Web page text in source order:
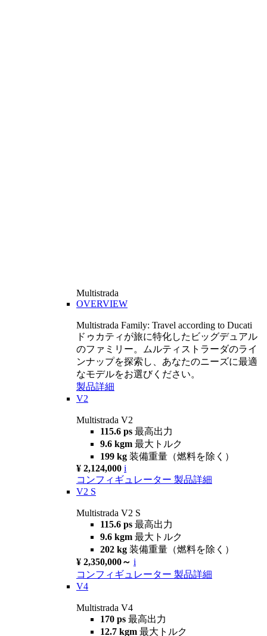
Multistrada
OVERVIEW
Multistrada Family: Travel according to Ducati
ドゥカティが旅に特化したビッグデュアル
のファミリー。ムルティストラーダのライ
ンナップを探索し、あなたのニーズに最適
なモデルをお選びください。
製品詳細
V2
Multistrada V2
115.6 ps 最高出力
9.6 kgm 最大トルク
199 kg 装備重量（燃料を除く）
¥ 2,124,000 i
コンフィギュレーター 製品詳細
V2 S
Multistrada V2 S
115.6 ps 最高出力
9.6 kgm 最大トルク
202 kg 装備重量（燃料を除く）
¥ 2,350,000～ i
コンフィギュレーター 製品詳細
V4
Multistrada V4
170 ps 最高出力
12.7 kgm 最大トルク